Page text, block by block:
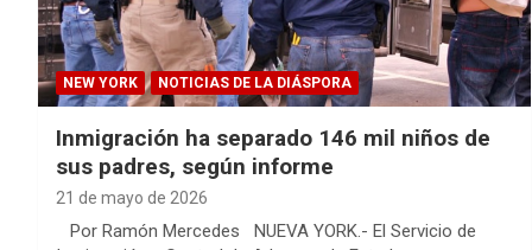
NEW YORK NOTICIAS DE LA DIÁSPORA
Inmigración ha separado 146 mil niños de
sus padres, según informe
21 de mayo de 2026
Por Ramón Mercedes NUEVA YORK.- El Servicio de